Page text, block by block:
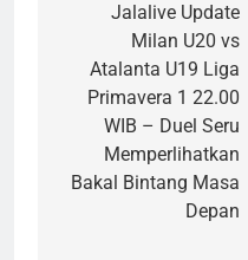
navigation
Jalalive Update
Milan U20 vs
Atalanta U19 Liga
Primavera 1 22.00
WIB – Duel Seru
Memperlihatkan
Bakal Bintang Masa
Depan